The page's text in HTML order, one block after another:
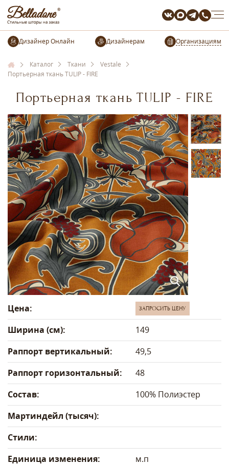
Организациям
Каталог Ткани
Vestale
Портьерная ткань TULIP - FIRE
Портьерная ткань TULIP - FIRE
Цена: ЗАПРОСИТЬ ЦЕНУ
Ширина (см):
149
Раппорт вертикальный:
49,5
Раппорт горизонтальный:
48
Состав:
100% Полиэстер
Мартиндейл (тысяч):
Стили:
Единица изменения:
м.п